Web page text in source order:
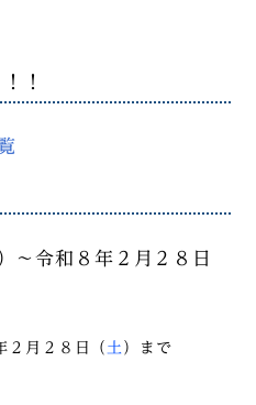
！
）～令和８年２ 月２８日
２月２８日（ 土 ）まで